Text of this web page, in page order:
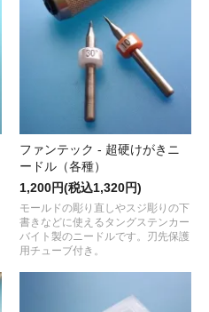
ファンテック - 超硬けがきニ
ードル（各種）
1,200円(税込1,320円)
モールドの彫り直しやスジ彫りの下
書きなどに使えるタングステンカー
バイト製のニードルです。刃先保護
用チューブ付き。